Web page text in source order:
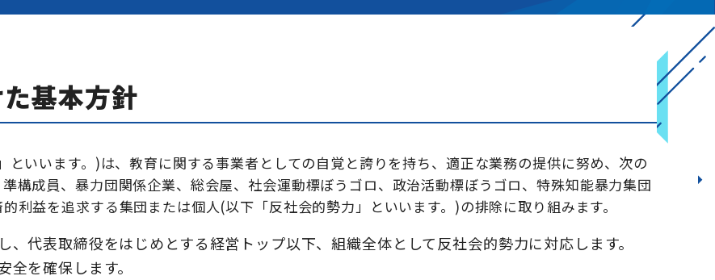
基本方針
いいます。)は、教育に関する事業者としての自覚と誇りを持ち、適正な業務の提供に努め、次の
構成員、暴力団関係企業、総会屋、社会運動標ぼうゴロ、政治活動標ぼうゴロ、特殊知能暴力集団
利益を追求する集団または個人(以下「反社会的勢力」といいます。)の排除に取り組みます。
代表取締役をはじめとする経営トップ以下、組織全体として反社会的勢力に対応します。
を確保します。